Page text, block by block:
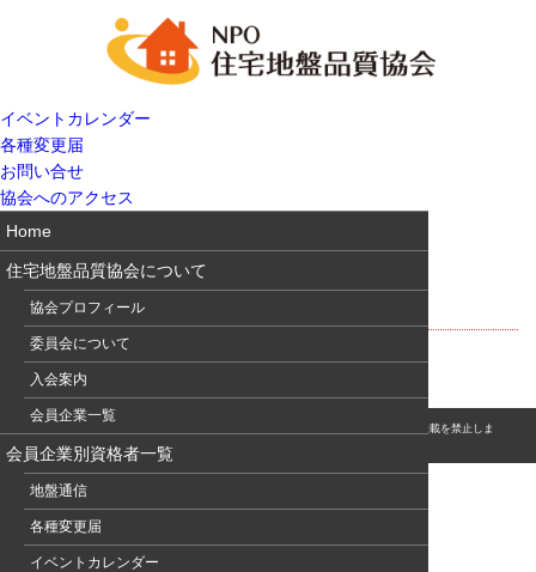
イベントカレンダー
各種変更届
お問い合せ
協会へのアクセス
Home
住宅地盤品質協会について
協会プロフィール
委員会について
入会案内
会員企業一覧
会員企業別資格者一覧
地盤通信
各種変更届
イベントカレンダー
土と建築基礎の問答
© このホームページの著作権は、NPO 住宅地盤品質協会に属します。無断転用・転載を禁止しま